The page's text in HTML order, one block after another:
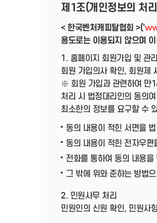
제1조(개인정보의 처
< 한국벤처캐피탈협회 >('
용도로는 이용되지 않으며
1. 홈페이지 회원가입 및 관리
회원 가입의사 확인, 회원제
※ 회원 가입과 관련하여 만
처리 시 법정대리인의 동의
최소한의 정보를 요구할 수
동의 내용이 적힌 서면을
동의 내용이 적힌 전자우
전화를 통하여 동의 내용
그 밖에 위와 준하는 방법
2. 민원사무 처리
민원인의 신원 확인, 민원사